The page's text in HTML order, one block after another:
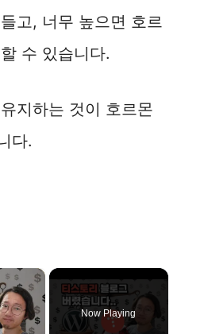
고, 너무 높으면 호르
수 있습니다.
지하는 것이 호르몬
다.
×
Now Playing